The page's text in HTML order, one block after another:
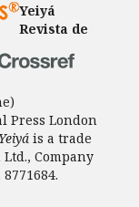
Yeiyá
Revista de
Press London
Yeiyá is a trade
Company